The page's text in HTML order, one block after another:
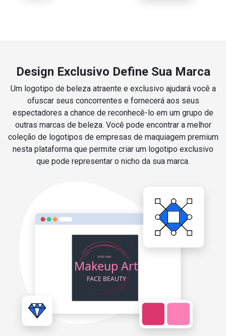
Design Exclusivo Define Sua Marca
Um logotipo de beleza atraente e exclusivo ajudará você a
ofuscar seus concorrentes e fornecerá aos seus
espectadores a chance de reconhecê-lo em um grupo de
outras marcas de beleza. Você pode encontrar a melhor
coleção de logotipos de empresas de maquiagem premium
nesta plataforma que permite criar um logotipo exclusivo
que pode representar o nicho da sua marca.